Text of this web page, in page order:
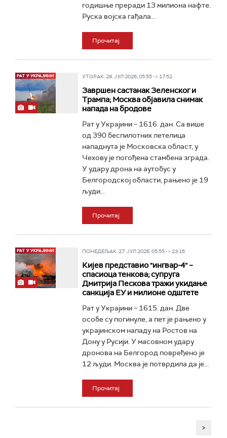
годишње преради 13 милиона нафте.
Руска војска гађала...
Прочитај
УТОРАК, 28. ЈУЛ 2026, 05:55 -> 17:52
Завршен састанак Зеленског и
Трампа; Москва објавила снимак
напада на бродове
Рат у Украјини – 1616. дан. Са више
од 390 беспилотних летелица
нападнута је Московска област, у
Чехову је погођена стамбена зграда.
У удару дрона на аутобус у
Белгородској области, рањено је 19
људи...
Прочитај
ПОНЕДЕЉАК, 27. ЈУЛ 2026, 05:55 -> 23:16
Кијев представио "ингвар-4" –
спасиоца тенкова; супруга
Дмитрија Пескова тражи укидање
санкција ЕУ и милионе одштете
Рат у Украјини – 1615. дан. Две
особе су погинуле, а пет је рањено у
украјинском нападу на Ростов на
Дону у Русији. У масовном удару
дронова на Белгород повређено је
12 људи. Москва је потврдила да је...
Прочитај
>